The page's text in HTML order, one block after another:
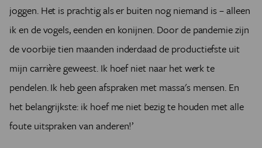
joggen. Het is prachtig als er buiten nog niemand is – alleen
ik en de vogels, eenden en konijnen. Door de pandemie zijn
de voorbije tien maanden inderdaad de productiefste uit
mijn carrière geweest. Ik hoef niet naar het werk te
pendelen. Ik heb geen afspraken met massa's mensen. En
het belangrijkste: ik hoef me niet bezig te houden met alle
foute uitspraken van anderen!’